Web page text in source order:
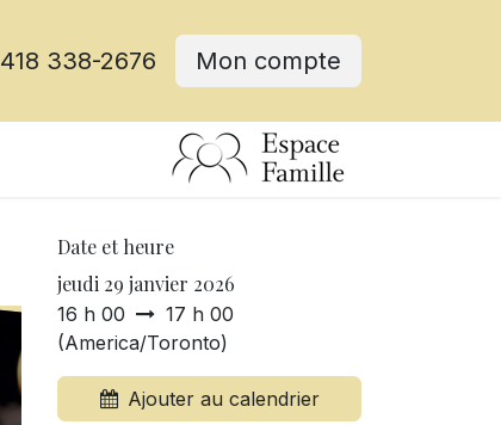
418 338-2676 Mon compte
Date et heure
jeudi 29 janvier 2026
16 h 00
17 h 00
(America/Toronto)
Ajouter au calendrier